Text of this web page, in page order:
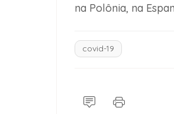
na Polônia, na
covid-19